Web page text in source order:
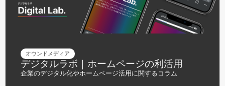
オウンドメディア
デジタルラボ｜ホームページの利活用
企業のデジタル化やホームページ活用に関するコラム